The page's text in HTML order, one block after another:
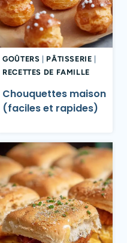
GOÛTERS PÂTISSERIE
RECETTES DE FAMILLE
Chouquettes maison
(faciles et rapides)